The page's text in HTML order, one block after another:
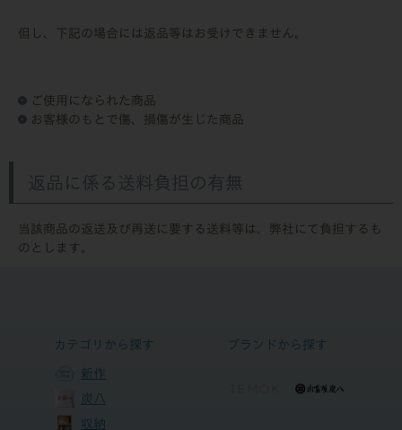
但し、下記の場合には返品等はお受けできません。
ご使用になられた商品
お客様のもとで傷、損傷が生じた商品
返品に係る送料負担の有無
当該商品の返送及び再送に要する送料等は、弊社にて負担するも
のとします。
カテゴリから探す
新作
炭八
収納
ブランドから探す